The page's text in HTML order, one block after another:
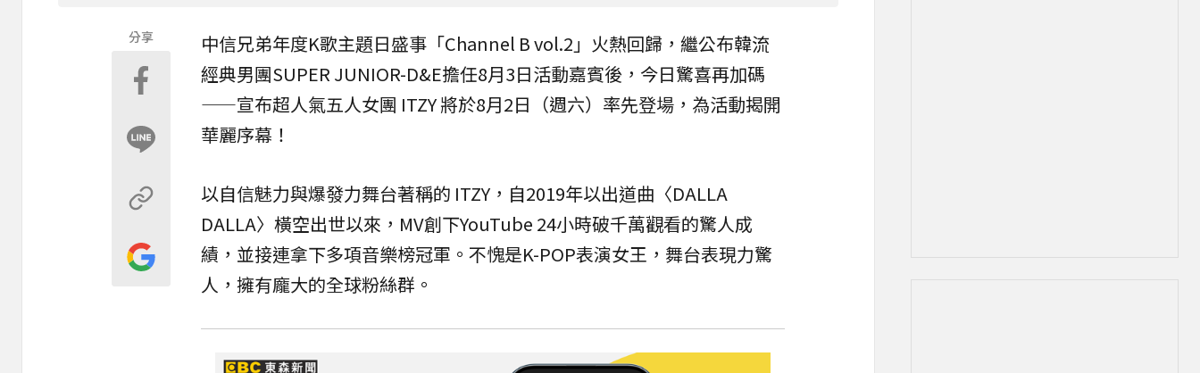
分享 中信兄弟年度K歌主題日盛事「Channel B vol.2」火熱回歸，繼公布韓流
經典男團SUPER JUNIOR-D&E擔任8月3日活動嘉賓後，今日驚喜再加碼
——宣布超人氣五人女團 ITZY將於8月2日（週六）率先登場，為活動揭開
華麗序幕！
以自信魅力與爆發力舞台著稱的 ITZY，自2019年以出道曲〈DALLA
DALLA〉橫空出世以來，MV創下YouTube 24小時破千萬觀看的驚人成
績，並接連拿下多項音樂榜冠軍。不愧是K-POP表演女王，舞台表現力驚
人，擁有龐大的全球粉絲群。